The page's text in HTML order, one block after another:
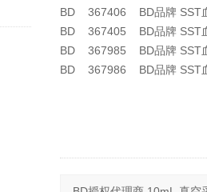
BD 367406 BD品牌 SST
BD 367405 BD品牌 SST
BD 367985 BD品牌 SST
BD 367986 BD品牌 SST